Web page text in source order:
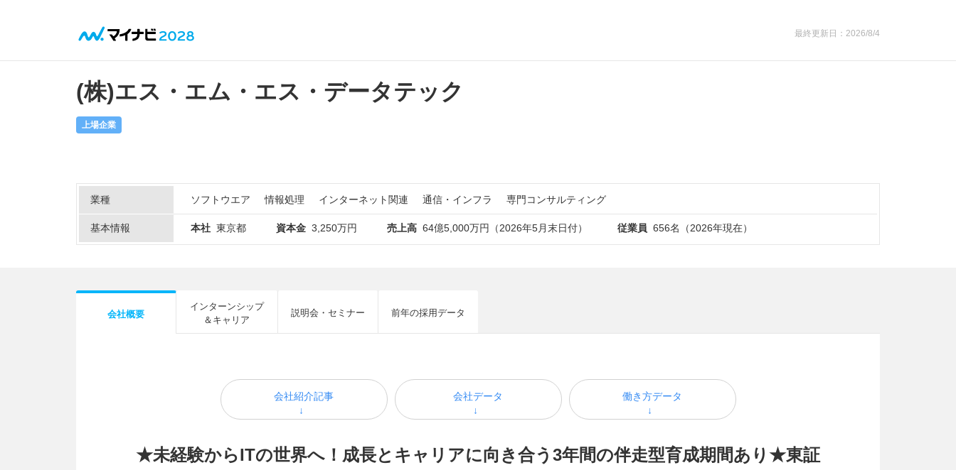
最終更新日：2026/8/4
(株)エス・エム・エス・データテック
上場企業
業種 ソフトウエア 情報処理 インターネット関連 通信・インフラ 専門コンサルティング
基本情報 本社 東京都 資本金 3,250万円 売上高 64億5,000万円（2026年5月末日付） 従業員 656名（2026年現在）
会社概要
インターンシップ
＆キャリア
説明会・セミナー 前年の採用データ
会社紹介記事 会社データ 働き方データ
★未経験からITの世界へ！成長とキャリアに向き合う3年間の伴走型育成期間あり★東証